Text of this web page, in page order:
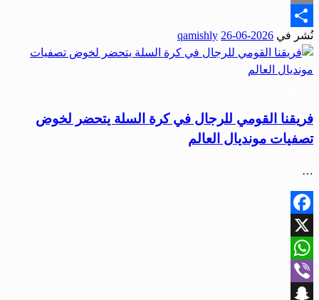
Email
Share
نُشر في 2026-06-26
qamishly
فريقنا القومي للرجال في كرة السلة يتحضر لخوض
تصفيات مونديال العالم
…
Facebook
X
WhatsApp
Viber